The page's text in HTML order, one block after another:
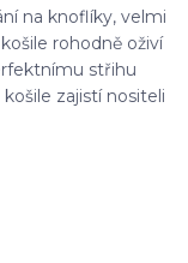
na knoflíky, velmi
rohodně oživí
střihu
zajistí nositeli